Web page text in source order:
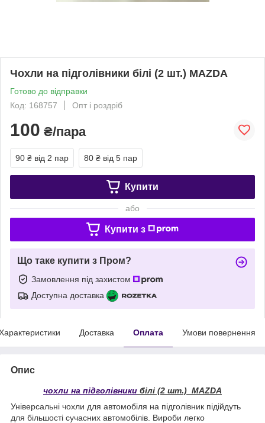
Чохли на підголівники білі (2 шт.) MAZDA
Готово до відправки
Код: 168757
Опт і роздріб
100 ₴/пара
90 ₴ від 2 пар 80 ₴ від 5 пар
Купити
або
Купити з
Що таке купити з Пром?
Замовлення під захистом
Доступна доставка
Доставка Оплата Умови повернення
Опис
чохли на підголівники білі (2 шт.) MAZDA
Універсальні чохли для автомобіля на підголівник підійдуть
для більшості сучасних автомобілів. Вироби легко